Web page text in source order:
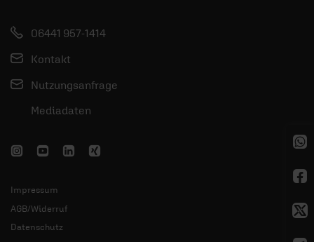
06441 957-1414
Kontakt
Nutzungsanfrage
Mediadaten
Impressum
AGB/Widerruf
Datenschutz